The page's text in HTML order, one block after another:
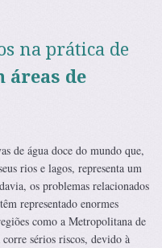
na prática de
áreas de
de água doce do mundo que,
rios e lagos, representa um
os problemas relacionados
representado enormes
como a Metropolitana de
sérios riscos, devido à